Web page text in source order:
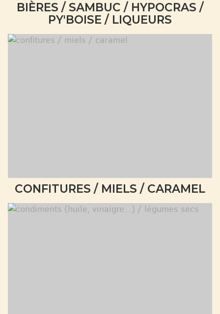
BIÈRES / SAMBUC / HYPOCRAS /
PY'BOISE / LIQUEURS
CONFITURES / MIELS / CARAMEL